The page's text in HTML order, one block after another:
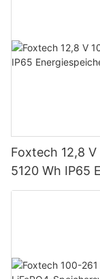
Foxtech 12,8
5120 Wh IP65
Heimsysteme